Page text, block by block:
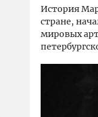
История
стране,
мировых